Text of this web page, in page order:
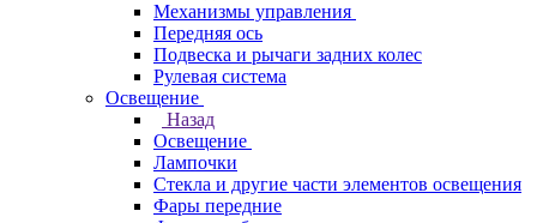
Механизмы управления
Передняя ось
Подвеска и рычаги задних колес
Рулевая система
Освещение
Назад
Освещение
Лампочки
Стекла и другие части элементов освещения
Фары передние